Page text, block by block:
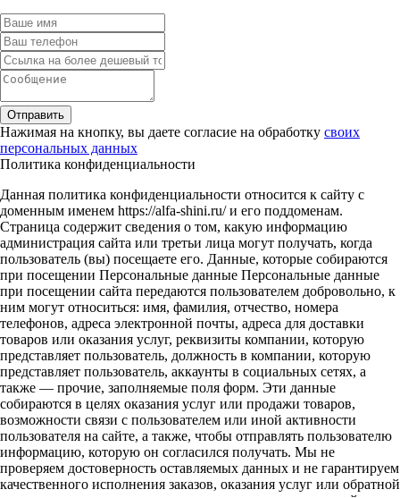
Отправить
Нажимая на кнопку, вы даете согласие на обработку своих
персональных данных
Политика конфиденциальности
Данная политика конфиденциальности относится к сайту с
доменным именем https://alfa-shini.ru/ и его поддоменам.
Страница содержит сведения о том, какую информацию
администрация сайта или третьи лица могут получать, когда
пользователь (вы) посещаете его. Данные, которые собираются
при посещении Персональные данные Персональные данные
при посещении сайта передаются пользователем добровольно, к
ним могут относиться: имя, фамилия, отчество, номера
телефонов, адреса электронной почты, адреса для доставки
товаров или оказания услуг, реквизиты компании, которую
представляет пользователь, должность в компании, которую
представляет пользователь, аккаунты в социальных сетях, а
также — прочие, заполняемые поля форм. Эти данные
собираются в целях оказания услуг или продажи товаров,
возможности связи с пользователем или иной активности
пользователя на сайте, а также, чтобы отправлять пользователю
информацию, которую он согласился получать. Мы не
проверяем достоверность оставляемых данных и не гарантируем
качественного исполнения заказов, оказания услуг или обратной